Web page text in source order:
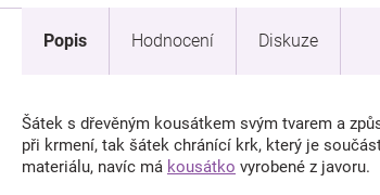
Popis Hodnocení Diskuze
Šátek s dřevěným kousátkem svým tvarem a
při krmení, tak šátek chránící krk, který je
materiálu, navíc má kousátko vyrobené z javoru.